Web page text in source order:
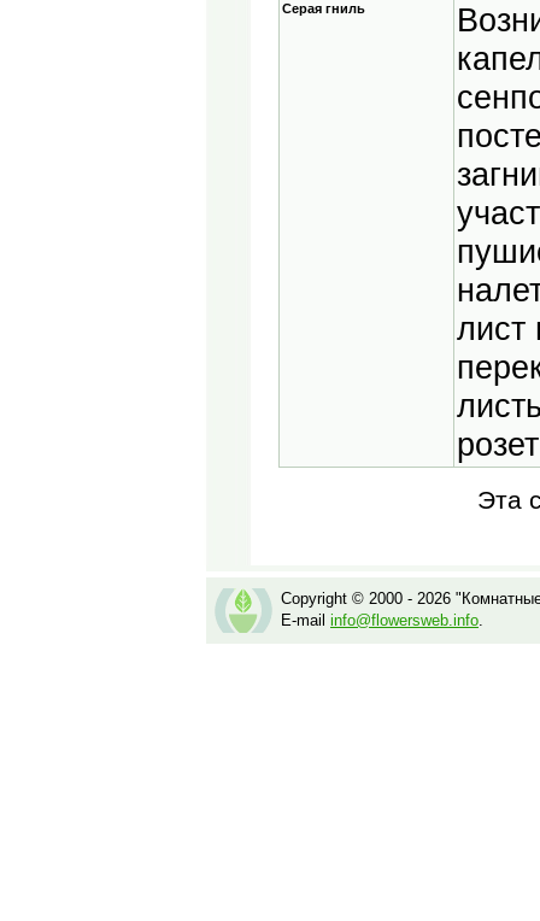
Серая гниль
лист
Эта
Copyright © 2000 - 2026
E-mail info@flowersweb.info.